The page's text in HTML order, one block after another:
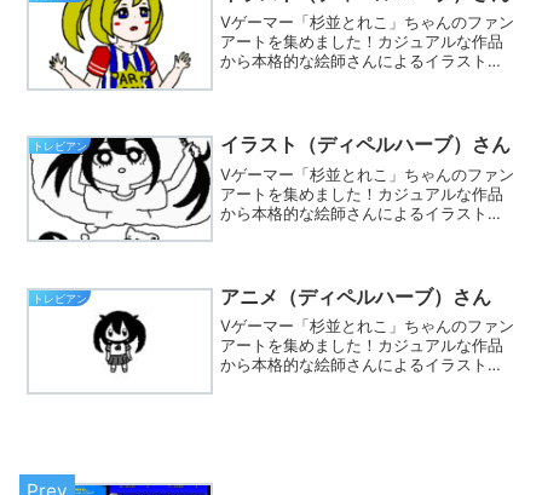
Vゲーマー「杉並とれこ」ちゃんのファン
アートを集めました！カジュアルな作品
から本格的な絵師さんによるイラストま
トレビアン イラスト（ディペルハーブ）さん
Vゲーマー「杉並とれこ」ちゃんのファン
アートを集めました！カジュアルな作品
から本格的な絵師さんによるイラストま
トレビアン アニメ（ディペルハーブ）さん
Vゲーマー「杉並とれこ」ちゃんのファン
アートを集めました！カジュアルな作品
から本格的な絵師さんによるイラストま